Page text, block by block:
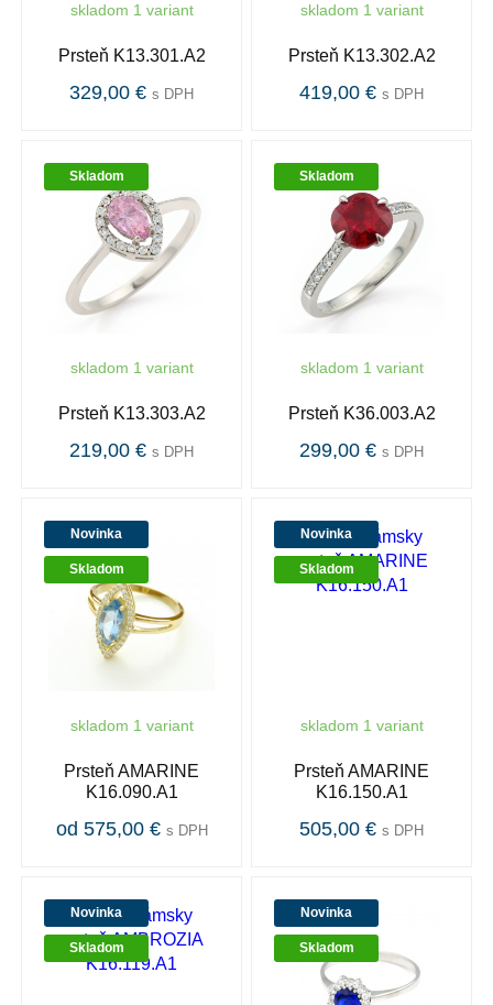
skladom 1 variant
Prsteň K13.301.A2
329,00 € s DPH
skladom 1 variant
Prsteň K13.302.A2
419,00 € s DPH
Skladom
skladom 1 variant
Prsteň K13.303.A2
219,00 € s DPH
Skladom
skladom 1 variant
Prsteň K36.003.A2
299,00 € s DPH
Novinka
Skladom
skladom 1 variant
Prsteň AMARINE
K16.090.A1
od 575,00 € s DPH
Novinka
Skladom
skladom 1 variant
Prsteň AMARINE
K16.150.A1
505,00 € s DPH
Novinka
Skladom
Novinka
Skladom